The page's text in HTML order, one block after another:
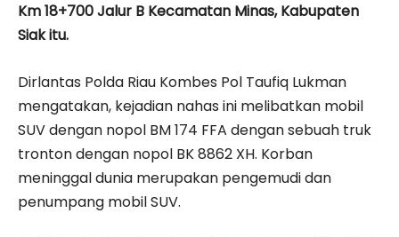
Km 18+700 Jalur B Kecamatan Minas, Kabupaten
Siak itu.
Dirlantas Polda Riau Kombes Pol Taufiq Lukman
mengatakan, kejadian nahas ini melibatkan mobil
SUV dengan nopol BM 174 FFA dengan sebuah truk
tronton dengan nopol BK 8862 XH. Korban
meninggal dunia merupakan pengemudi dan
penumpang mobil SUV.